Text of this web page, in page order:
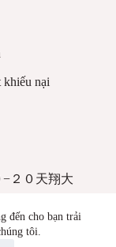
đến cho bạn trải
tôi.
khiếu nại
−２０天翔大